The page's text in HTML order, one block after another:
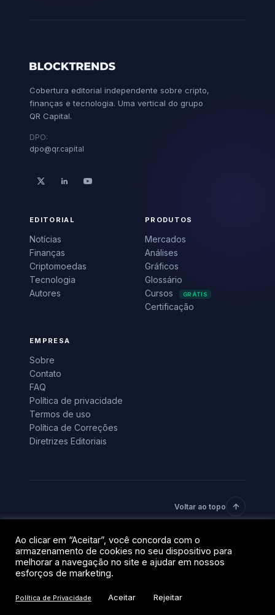
Cobertura editorial independente sobre cripto,
finanças e tecnologia. Uma vertical do grupo
QR Capital.
DPO:
dpo@qr.capital
EDITORIAL
Notícias
Finanças
Criptomoedas
Tecnologia
Autores
PRODUTOS
Mercados
Análises
Gráficos
Glossário
Cursos
GRÁTIS
Certificação
EMPRESA
Sobre
Contato
FAQ
Política de privacidade
Termos de uso
Política de Correções
Diretrizes Editoriais
Voltar ao topo
© 2026 BlockTrends · Uma vertical do grupo QR Capital.
Todos os direitos reservados.
PrivacidadeTermos
Ao clicar em “Aceitar”, você concorda com o
armazenamento de cookies no seu dispositivo para
melhorar a navegação no site e ajudar em nossos
esforços de marketing.
Política de Privacidade Aceitar Rejeitar